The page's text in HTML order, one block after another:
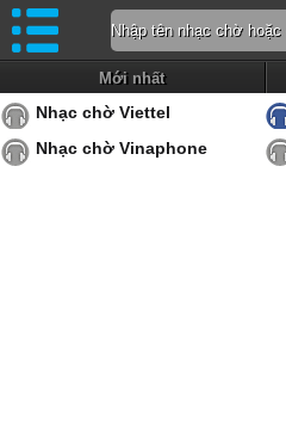
Mới nhất
Nhạc chờ Viettel
Nhạc chờ Vinaphone